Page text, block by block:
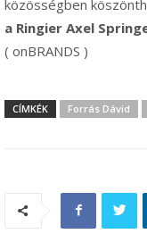
közösségben
a Ringier Axel
( onBRANDS )
CÍMKÉK Forrás Dávid